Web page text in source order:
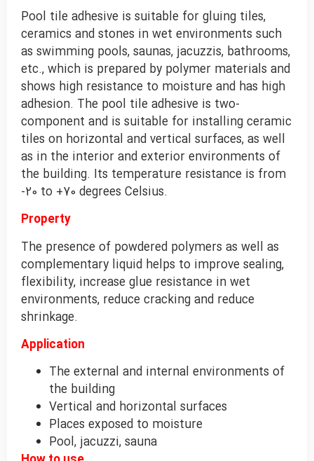
Pool tile adhesive is suitable for gluing tiles,
ceramics and stones in wet environments such
as swimming pools, saunas, jacuzzis, bathrooms,
etc., which is prepared by polymer materials and
shows high resistance to moisture and has high
adhesion. The pool tile adhesive is two-
component and is suitable for installing ceramic
tiles on horizontal and vertical surfaces, as well
as in the interior and exterior environments of
the building. Its temperature resistance is from
-20 to +70 degrees Celsius.
Property
The presence of powdered polymers as well as
complementary liquid helps to improve sealing,
flexibility, increase glue resistance in wet
environments, reduce cracking and reduce
shrinkage.
Application
The external and internal environments of
the building
Vertical and horizontal surfaces
Places exposed to moisture
Pool, jacuzzi, sauna